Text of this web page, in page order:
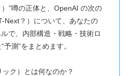
”噂の正体と、OpenAI の次の
Next？）について、あなたの
で、内部構造・戦略・技術ロ
測”をまとめます。
ク）とは何なのか？